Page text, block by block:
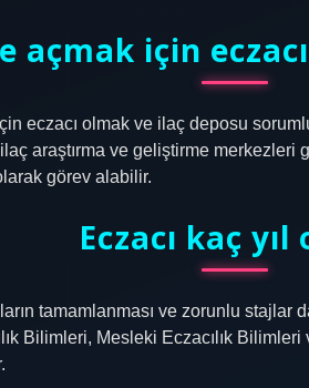
açmak için
eczacı olmak ve ilaç deposu
araştırma ve geliştirme
görev alabilir.
Eczacı kaç yıl
tamamlanması ve zorunlu stajlar
Bilimleri, Mesleki Eczacılık